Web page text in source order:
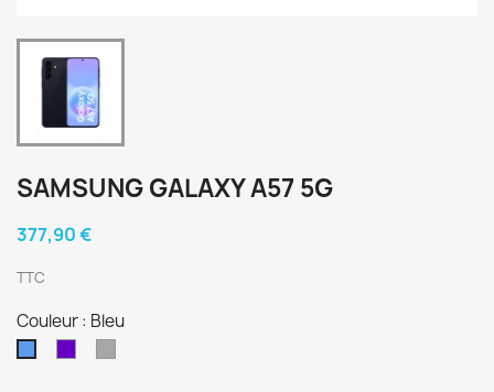
SAMSUNG GALAXY A57 5G
377,90 €
TTC
Couleur : Bleu